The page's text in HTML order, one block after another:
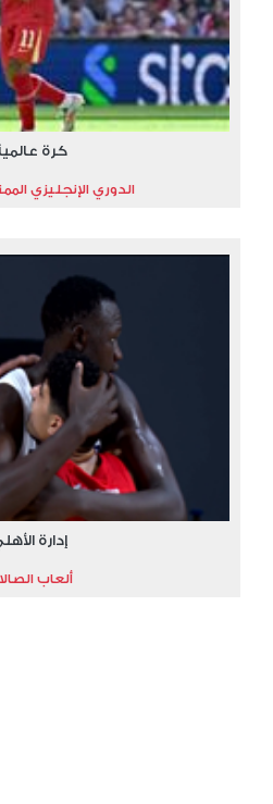
كرة
الدوري الإنجليزي الممتاز 2024-
إدارة
ألعاب